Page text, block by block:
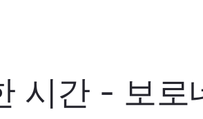
시간 - 보로